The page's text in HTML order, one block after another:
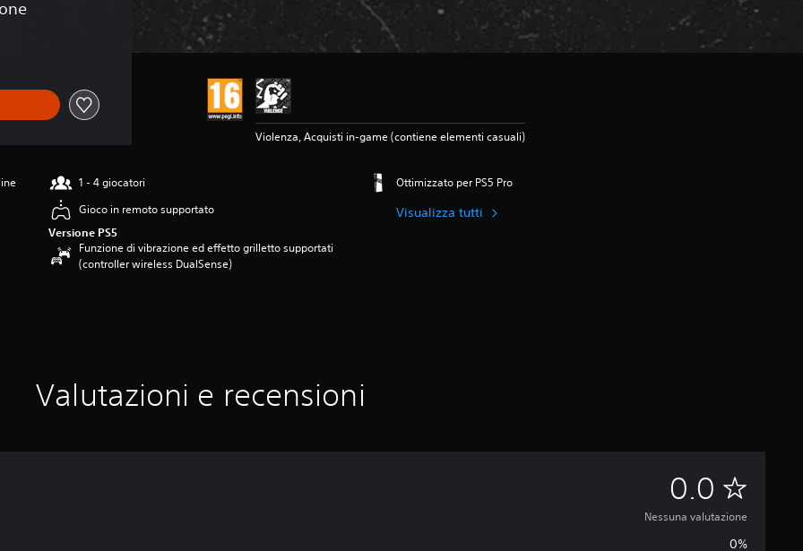
Violenza, Acquisti in-game (contiene elementi casuali)
1 - 4 giocatori
Gioco in remoto supportato
Versione PS5
Funzione di vibrazione ed effetto grilletto supportati
(controller wireless DualSense)
Ottimizzato per PS5 Pro
Visualizza tutti
Valutazioni e recensioni
0.0 N
e
Nessuna valutazione
0%